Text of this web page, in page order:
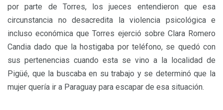
por parte de Torres, los jueces entendieron que esa
circunstancia no desacredita la violencia psicológica e
incluso económica que Torres ejerció sobre Clara Romero
Candia dado que la hostigaba por teléfono, se quedó con
sus pertenencias cuando esta se vino a la localidad de
Pigüé, que la buscaba en su trabajo y se determinó que la
mujer quería ir a Paraguay para escapar de esa situación.